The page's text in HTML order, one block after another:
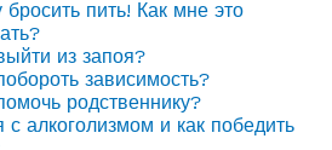
бросить пить! Как мне это
из запоя?
зависимость?
родственнику?
с алкоголизмом и как победить